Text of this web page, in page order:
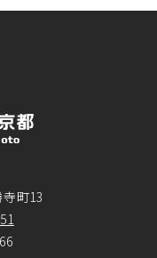
町13